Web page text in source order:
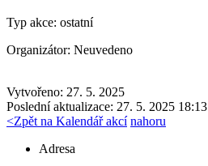
Typ akce: ostatní
Organizátor: Neuvedeno
Vytvořeno: 27. 5. 2025
Poslední aktualizace: 27. 5. 2025 18:13
<Zpět na Kalendář akcí nahoru
Adresa